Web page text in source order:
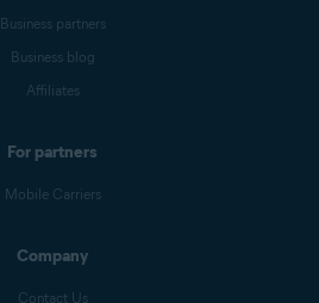
Business partners
Business blog
Affiliates
For partners
Mobile Carriers
Company
Contact Us